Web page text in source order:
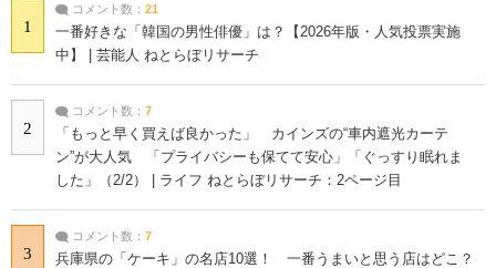
1
コメント数： 21
一番好きな「韓国の男性俳優」は？【2026年版・人気投票実施
中】 | 芸能人 ねとらぼリサーチ
2
コメント数： 7
「もっと早く買えば良かった」 カインズの“車内遮光カーテ
ン”が大人気 「プライバシーも保てて安心」「ぐっすり眠れま
した」（2/2） | ライフ ねとらぼリサーチ：2ページ目
3
コメント数： 7
兵庫県の「ケーキ」の名店10選！ 一番うまいと思う店はどこ？